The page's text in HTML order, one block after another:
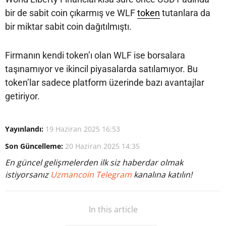
bir de sabit coin çıkarmış ve WLFtoken tutanlara da
bir miktar sabit coin dağıtılmıştı.
Firmanın kendi token’ı olan WLF ise borsalara
taşınamıyor ve ikincil piyasalarda satılamıyor. Bu
token’lar sadece platform üzerinde bazı avantajlar
getiriyor.
Yayınlandı: 19 Haziran 2025 16:53
Son Güncelleme: 20 Haziran 2025 14:35
En güncel gelişmelerden ilk siz haberdar olmak
istiyorsanız Uzmancoin Telegram kanalına katılın!
In this article